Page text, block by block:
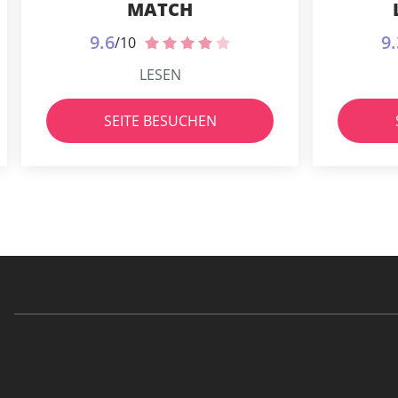
MATCH
9.6/10
LESEN
SEITE BESUCHEN